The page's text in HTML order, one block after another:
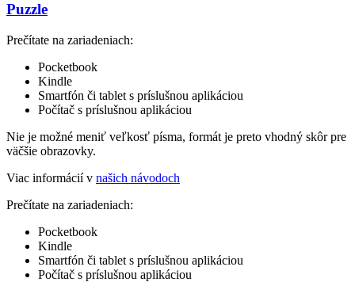
Puzzle
Prečítate na zariadeniach:
Pocketbook
Kindle
Smartfón či tablet s príslušnou aplikáciou
Počítač s príslušnou aplikáciou
Nie je možné meniť veľkosť písma, formát je preto vhodný skôr pre
väčšie obrazovky.
Viac informácií v našich návodoch
Prečítate na zariadeniach:
Pocketbook
Kindle
Smartfón či tablet s príslušnou aplikáciou
Počítač s príslušnou aplikáciou